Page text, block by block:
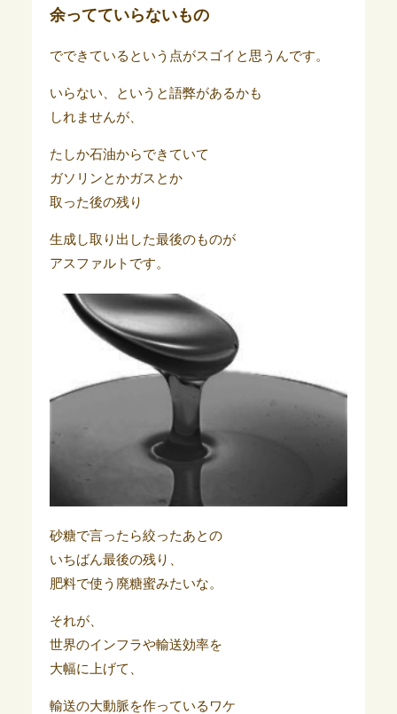
余ってていらないもの
でできているという点がスゴイと思うんです。
いらない、というと語弊があるかも
しれませんが、
たしか石油からできていて
ガソリンとかガスとか
取った後の残り
生成し取り出した最後のものが
アスファルトです。
砂糖で言ったら絞ったあとの
いちばん最後の残り、
肥料で使う廃糖蜜みたいな。
それが、
世界のインフラや輸送効率を
大幅に上げて、
輸送の大動脈を作っているワケ